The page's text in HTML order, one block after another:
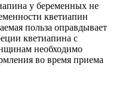
у беременных не
кветиапин
польза оправдывает
кветиапина с
необходимо
во время приема